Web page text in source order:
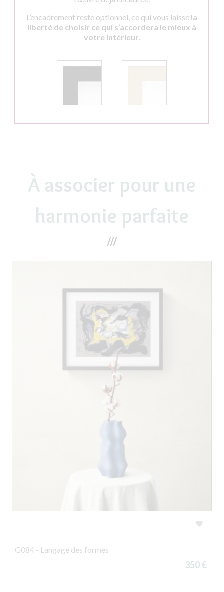
L’encadrement reste optionnel, ce qui vous laisse la
liberté de choisir ce qui s’accordera le mieux à
votre intérieur.
À associer pour une
harmonie parfaite

G084 - Langage des formes
350 €